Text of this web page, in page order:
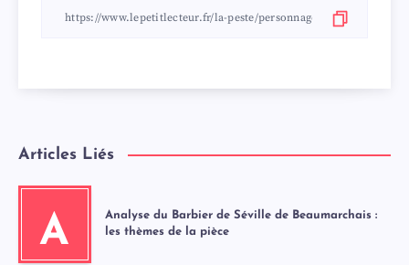
Articles Liés
A
Analyse du Barbier de Séville de Beaumarchais :
les thèmes de la pièce